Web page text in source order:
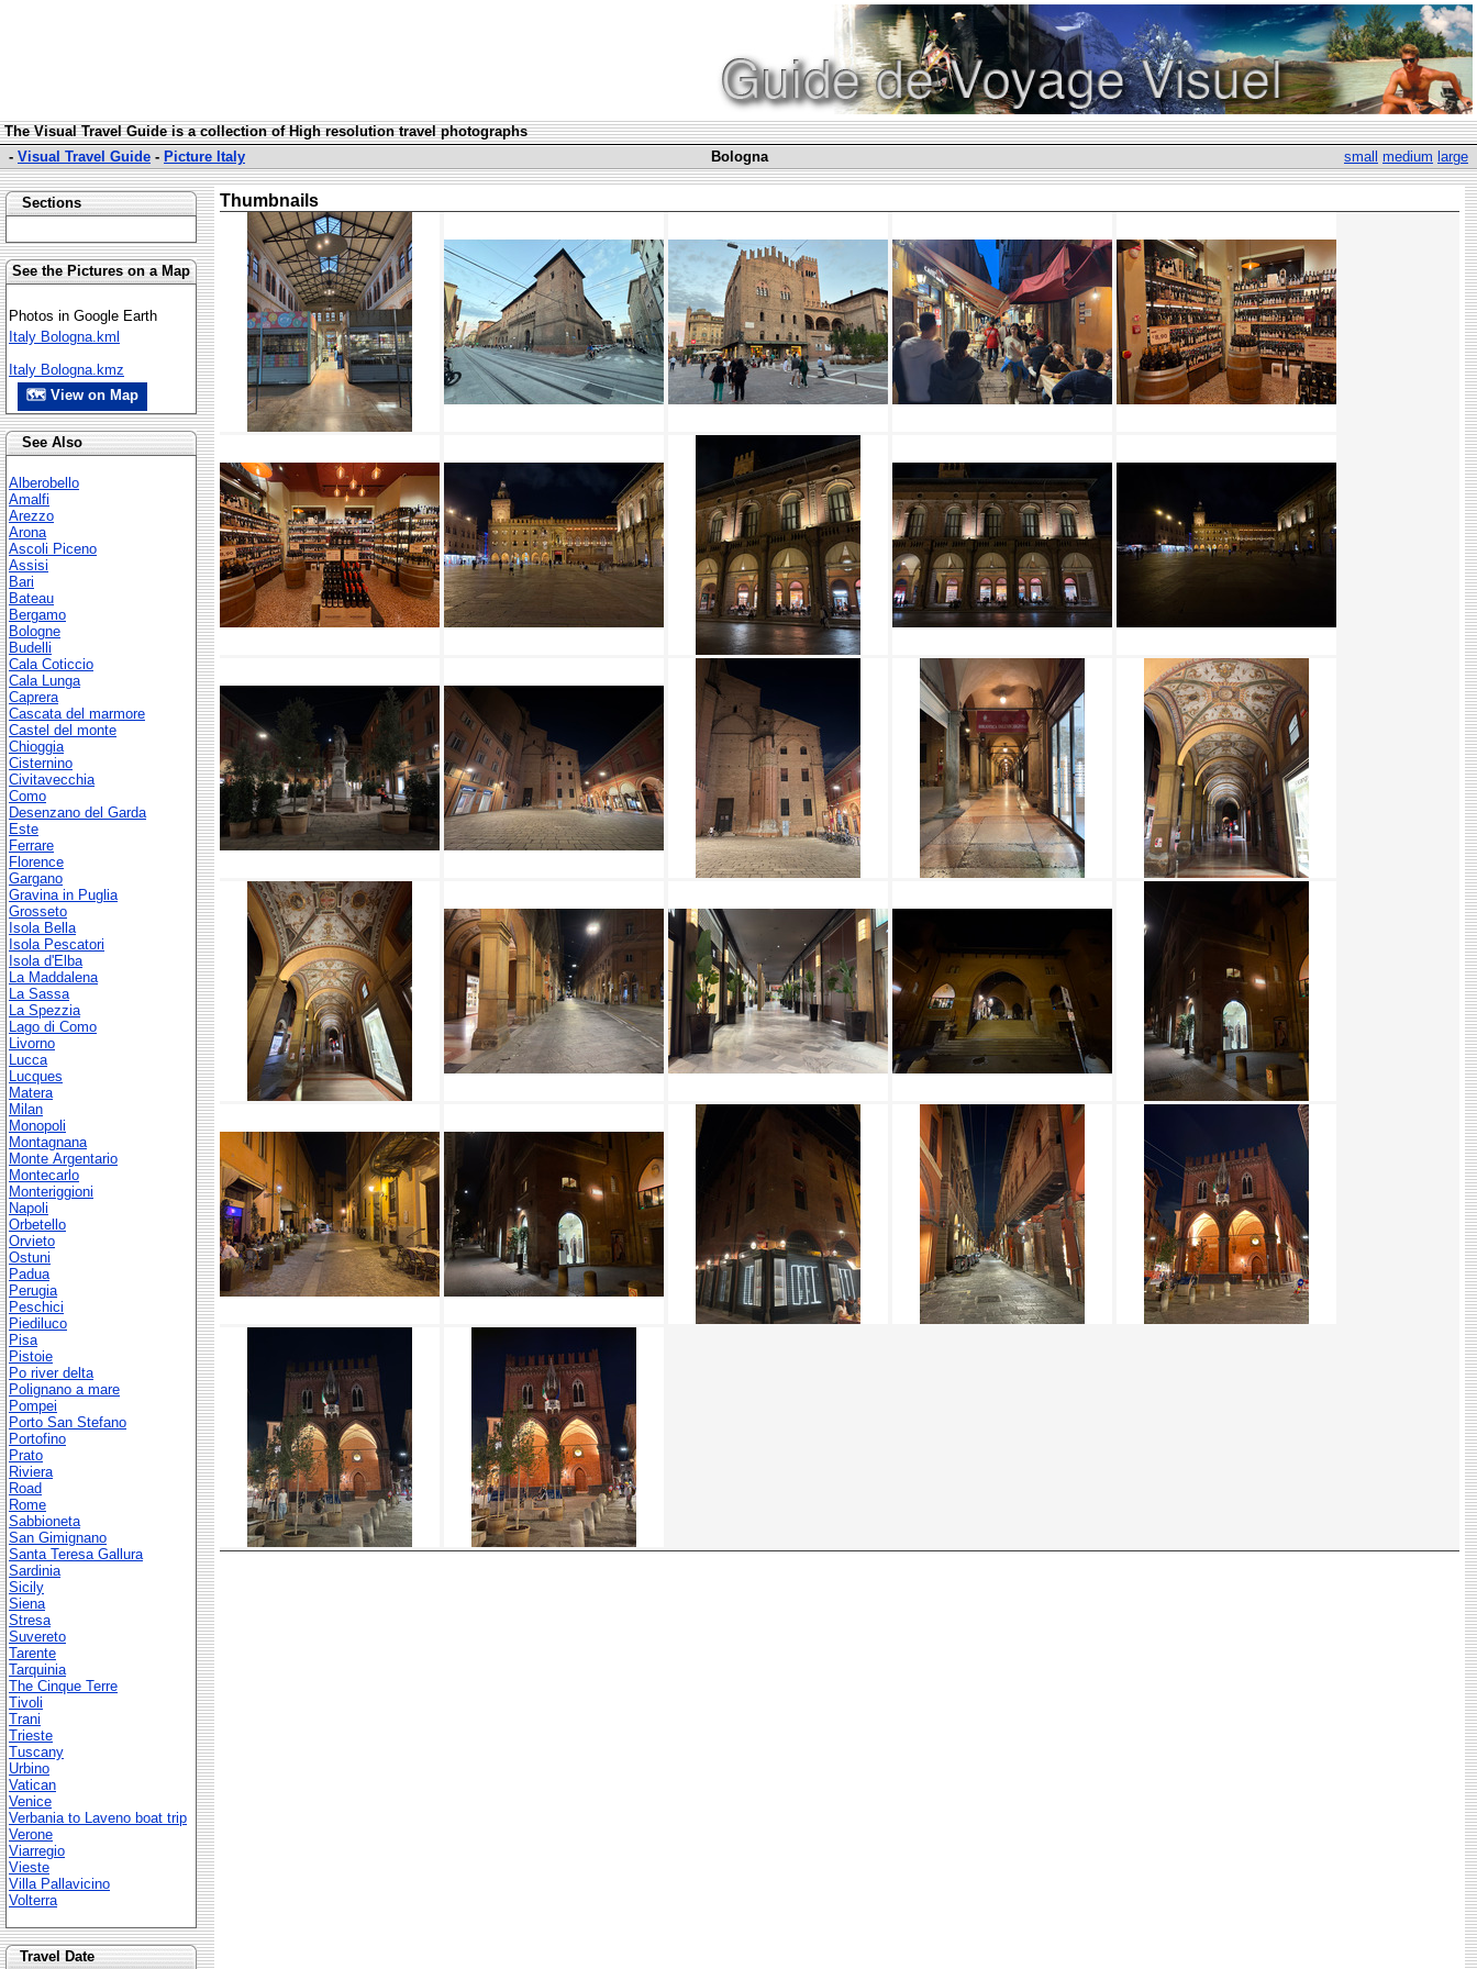
The Visual Travel Guide is a collection of High resolution travel photographs
- Visual Travel Guide - Picture Italy Bologna small medium large
Sections
See the Pictures on a Map
Photos in Google Earth
Italy Bologna.kml
Italy Bologna.kmz
🗺 View on Map
See Also
Alberobello
Amalfi
Arezzo
Arona
Ascoli Piceno
Assisi
Bari
Bateau
Bergamo
Bologne
Budelli
Cala Coticcio
Cala Lunga
Caprera
Cascata del marmore
Castel del monte
Chioggia
Cisternino
Civitavecchia
Como
Desenzano del Garda
Este
Ferrare
Florence
Gargano
Gravina in Puglia
Grosseto
Isola Bella
Isola Pescatori
Isola d'Elba
La Maddalena
La Sassa
La Spezzia
Lago di Como
Livorno
Lucca
Lucques
Matera
Milan
Monopoli
Montagnana
Monte Argentario
Montecarlo
Monteriggioni
Napoli
Orbetello
Orvieto
Ostuni
Padua
Perugia
Peschici
Piediluco
Pisa
Pistoie
Po river delta
Polignano a mare
Pompei
Porto San Stefano
Portofino
Prato
Riviera
Road
Rome
Sabbioneta
San Gimignano
Santa Teresa Gallura
Sardinia
Sicily
Siena
Stresa
Suvereto
Tarente
Tarquinia
The Cinque Terre
Tivoli
Trani
Trieste
Tuscany
Urbino
Vatican
Venice
Verbania to Laveno boat trip
Verone
Viarregio
Vieste
Villa Pallavicino
Volterra
Travel Date
Thumbnails